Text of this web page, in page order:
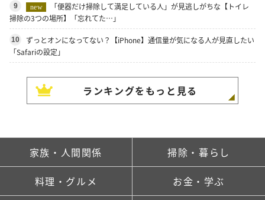
9 new
「便器だけ掃除して満足している人」が見逃しがちな【トイレ
掃除の3つの場所】「忘れてた…」
10
ずっとオンになってない？【iPhone】通信量が気になる人が見直したい
「Safariの設定」
ランキングをもっと見る
家族・人間関係 掃除・暮らし
料理・グルメ お金・学ぶ